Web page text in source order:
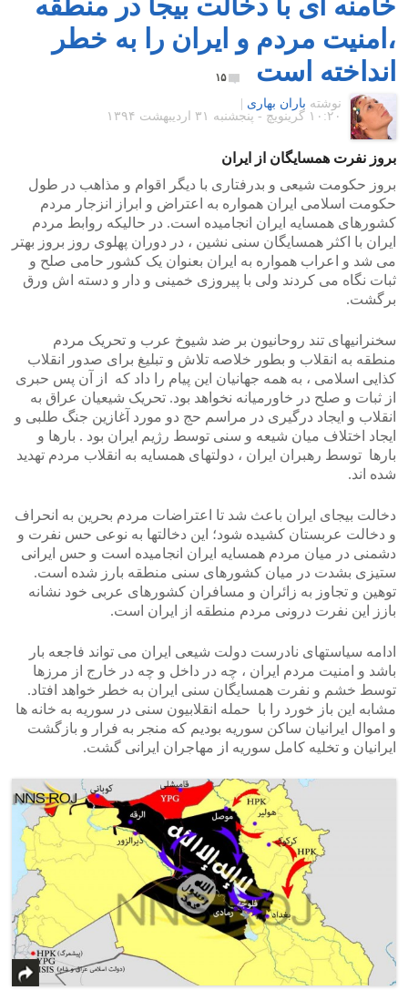
،امنیت مردم و ایران را به خطر
انداخته است
۱۵
نوشته باران بهاری
۱۰:۲۰ گرينويچ - پنجشنبه ۳۱ اردیبهشت ۱۳۹۴
بروز نفرت همسایگان از ایران
بروز حکومت شیعی و بدرفتاری با دیگر اقوام و مذاهب در طول
حکومت اسلامی ایران همواره به اعتراض و ابراز انزجار مردم
کشورهای همسایه ایران انجامیده است. در حالیکه روابط مردم
ایران با اکثر همسایگان سنی نشین ، در دوران پهلوی روز بروز بهتر
می شد و اعراب همواره به ایران بعنوان یک کشور حامی صلح و
ثبات نگاه می کردند ولی با پیروزی خمینی و دار و دسته اش ورق
برگشت.
سخنرانیهای تند روحانیون بر ضد شیوخ عرب و تحریک مردم
منطقه به انقلاب و بطور خلاصه تلاش و تبلیغ برای صدور انقلاب
کذایی اسلامی ، به همه جهانیان این پیام را داد که از آن پس حبری
از ثبات و صلح در خاورمیانه نخواهد بود. تحریک شیعیان عراق به
انقلاب و ایجاد درگیری در مراسم حج دو مورد آغازین جنگ طلبی و
ایجاد اختلاف میان شیعه و سنی توسط رژیم ایران بود . بارها و
بارها توسط رهبران ایران ، دولتهای همسایه به انقلاب مردم تهدید
شده اند.
دخالت بیجای ایران باعث شد تا اعتراضات مردم بحرین به انحراف
و دخالت عربستان کشیده شود؛ این دخالتها به نوعی حس نفرت و
دشمنی در میان مردم همسایه ایران انجامیده است و حس ایرانی
ستیزی بشدت در میان کشورهای سنی منطقه بارز شده است.
توهین و تجاوز به زائران و مسافران کشورهای عربی خود نشانه
بازز این نفرت درونی مردم منطقه از ایران است.
ادامه سیاستهای نادرست دولت شیعی ایران می تواند فاجعه بار
باشد و امنیت مردم ایران ، چه در داخل و چه در خارج از مرزها
توسط خشم و نفرت همسایگان سنی ایران به خطر خواهد افتاد.
مشابه این باز خورد را با حمله انقلابیون سنی در سوریه به خانه ها
و اموال ایرانیان ساکن سوریه بودیم که منجر به فرار و بازگشت
ایرانیان و تخلیه کامل سوریه از مهاجران ایرانی گشت.